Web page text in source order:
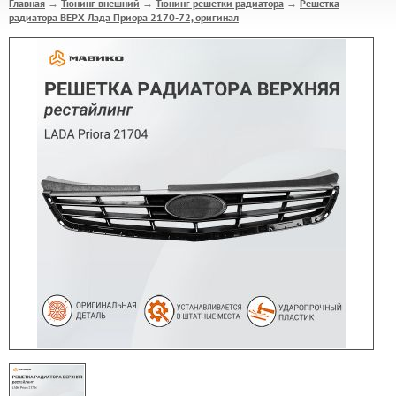
Главная → Тюнинг внешний → Тюнинг решетки радиатора → Решетка
радиатора ВЕРХ Лада Приора 2170-72, оригинал